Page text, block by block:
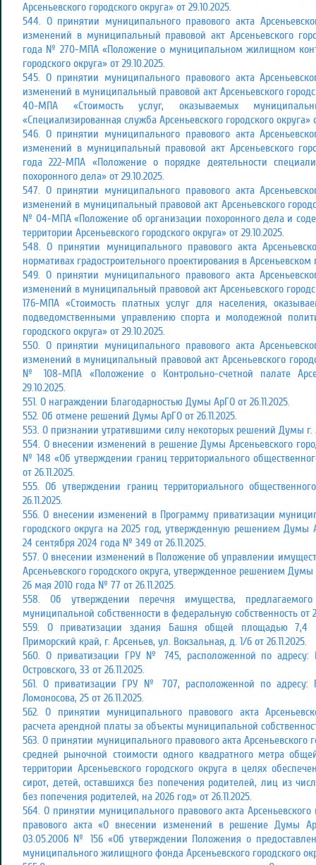
Арсеньевского городского округа» от 29.10.2025.
544. О принятии муниципального правового акта
изменений в муниципальный правовой акт Арсеньевского
года № 270-МПА «Положение о муниципальном жилищном
городского округа» от 29.10.2025.
545. О принятии муниципального правового акта
изменений в муниципальный правовой акт Арсеньевского
40-МПА «Стоимость услуг, оказываемых
«Специализированная служба Арсеньевского городского округа»
546. О принятии муниципального правового акта
изменений в муниципальный правовой акт Арсеньевского
года 222-МПА «Положение о порядке деятельности
похоронного дела» от 29.10.2025.
547. О принятии муниципального правового акта
изменений в муниципальный правовой акт Арсеньевского
№ 04-МПА «Положение об организации похоронного дела и
территории Арсеньевского городского округа» от 29.10.2025.
548. О принятии муниципального правового акта
нормативах градостроительного проектирования в Арсеньевском
549. О принятии муниципального правового акта
изменений в муниципальный правовой акт Арсеньевского
176-МПА «Стоимость платных услуг для населения,
подведомственными управлению спорта и молодежной
городского округа» от 29.10.2025.
550. О принятии муниципального правового акта
изменений в муниципальный правовой акт Арсеньевского
№ 108-МПА «Положение о Контрольно-счетной палате
29.10.2025.
551. О награждении Благодарностью Думы АрГО от 26.11.2025.
552. Об отмене решений Думы АрГО от 26.11.2025.
553. О признании утратившими силу некоторых решений Думы г.
554. О внесении изменений в решение Думы Арсеньевского
№ 148 «Об утверждении границ территориального
от 26.11.2025.
555. Об утверждении границ территориального
26.11.2025.
556. О внесении изменений в Программу приватизации
городского округа на 2025 год, утвержденную решением Думы
24 сентября 2024 года № 349 от 26.11.2025.
557. О внесении изменений в Положение об управлении
Арсеньевского городского округа, утвержденное решением Думы
26 мая 2010 года № 77 от 26.11.2025.
558. Об утверждении перечня имущества,
муниципальной собственности в федеральную собственность от
559. О приватизации здания Башня общей площадью 7,4
Приморский край, г. Арсеньев, ул. Вокзальная, д. 1/6 от 26.11.2025.
560. О приватизации ГРУ № 745, расположенной по адресу:
Островского, 33 от 26.11.2025.
561. О приватизации ГРУ № 707, расположенной по адресу:
Ломоносова, 25 от 26.11.2025.
562. О принятии муниципального правового акта
расчета арендной платы за объекты муниципальной
563. О принятии муниципального правового акта Арсеньевского
средней рыночной стоимости одного квадратного метра
территории Арсеньевского городского округа в целях
сирот, детей, оставшихся без попечения родителей, лиц из
без попечения родителей, на 2026 год» от 26.11.2025.
564. О принятии муниципального правового акта
правового акта «О внесении изменений в решение Думы
03.05.2006 № 156 «Об утверждении Положения о
муниципального жилищного фонда Арсеньевского городского